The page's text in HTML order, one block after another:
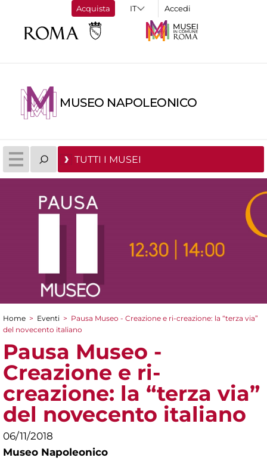
Acquista Accedi
MUSEO NAPOLEONICO
TUTTI I MUSEI
Tu sei qui
Home > Eventi > Pausa Museo - Creazione e ri-creazione: la “terza via”
del novecento italiano
Pausa Museo -
Creazione e ri-
creazione: la “terza via”
del novecento italiano
06/11/2018
Museo Napoleonico